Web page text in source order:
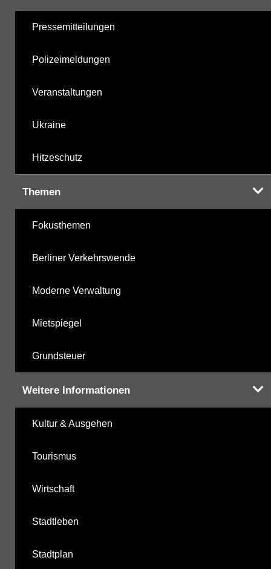
Pressemitteilungen
Polizeimeldungen
Veranstaltungen
Ukraine
Hitzeschutz
Themen
Fokusthemen
Berliner Verkehrswende
Moderne Verwaltung
Mietspiegel
Grundsteuer
Weitere Informationen
Kultur & Ausgehen
Tourismus
Wirtschaft
Stadtleben
Stadtplan